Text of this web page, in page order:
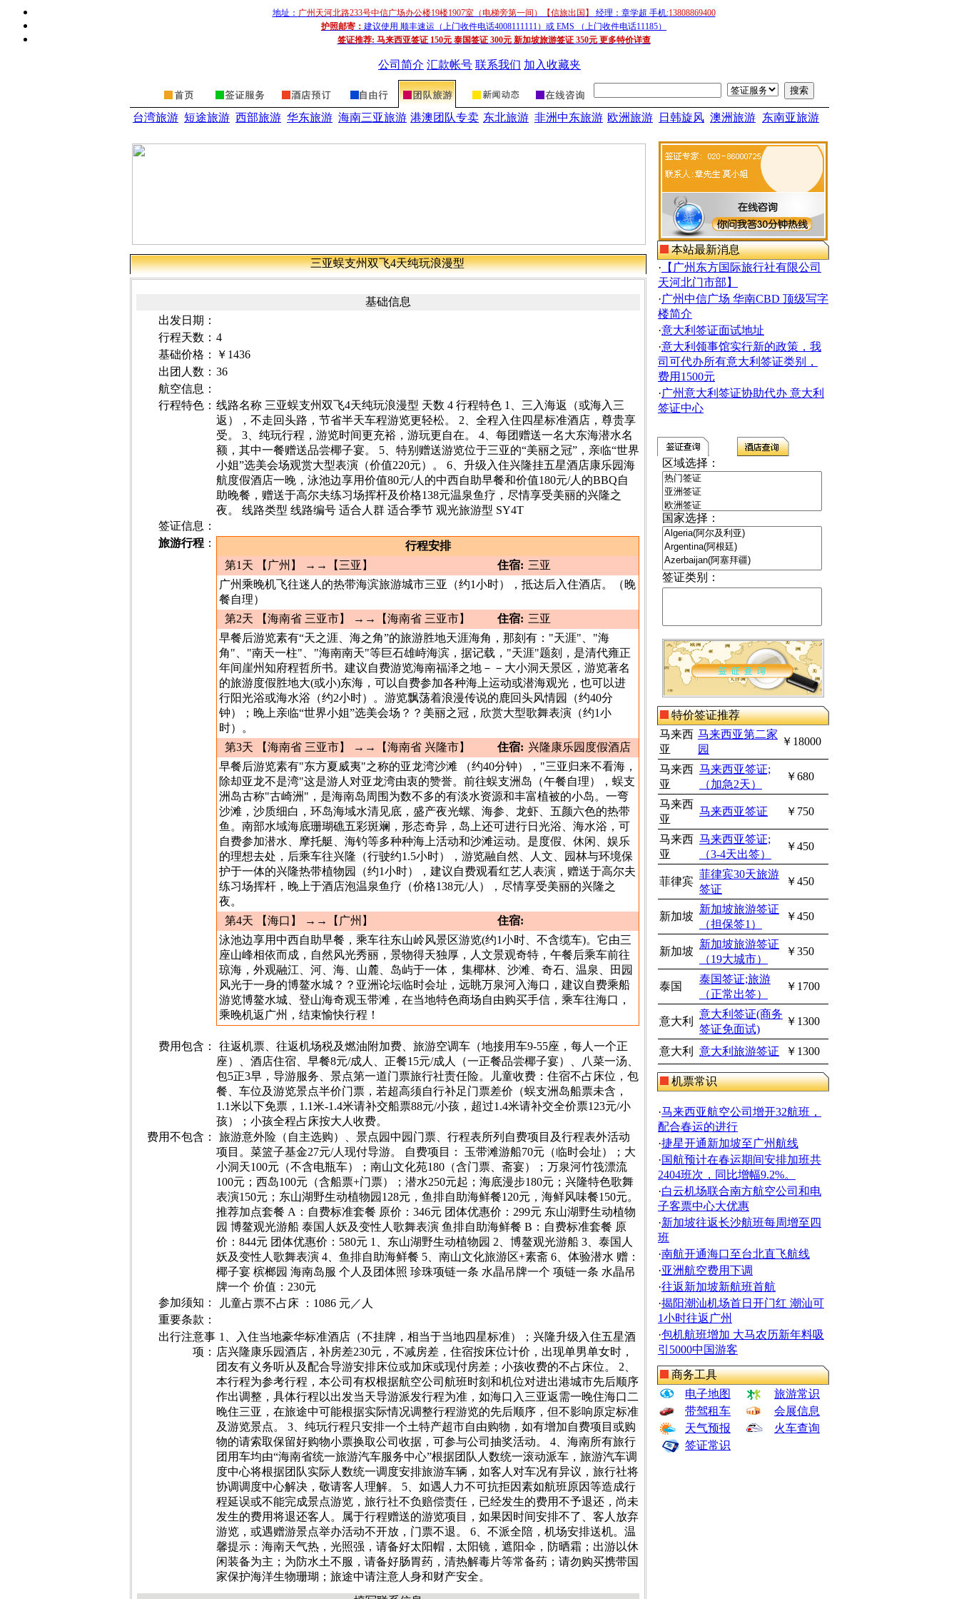
地址： 广州天河北路233号中信广场办公楼19楼1907室（电梯旁第一间）【信旅出国】 经理：章学超 手机:13808869400
护照邮寄： 建议使用 顺丰速运（上门收件电话4008111111）或 EMS （上门收件电话11185）
签证推荐: 马来西亚签证 150元 泰国签证 300元 新加坡旅游签证 350元 更多特价详查
公司简介 汇款帐号 联系我们 加入收藏夹
台湾旅游 短途旅游 西部旅游 华东旅游 海南三亚旅游 港澳团队专卖 东北旅游 非洲中东旅游 欧洲旅游 日韩旋风 澳洲旅游 东南亚旅游
三亚蜈支州双飞4天纯玩浪漫型
基础信息
出发日期 ：
行程天数： 4
基础价格 ：
￥1436
出团人数 ： 36
航空信息：
行程特色： 线路名称 三亚蜈支州双飞4天纯玩浪漫型 天数 4 行程特色 1、三入海返（或海入三
返），不走回头路，节省半天车程游览更轻松。 2、全程入住四星标准酒店，尊贵享
受。 3、纯玩行程，游览时间更充裕，游玩更自在。 4、每团赠送一名大东海潜水名
额，其中一餐赠送品尝椰子宴。 5、特别赠送游览位于三亚的“美丽之冠”，亲临“世界
小姐”选美会场观赏大型表演（价值220元）。 6、升级入住兴隆挂五星酒店康乐园海
航度假酒店一晚，泳池边享用价值80元/人的中西自助早餐和价值180元/人的BBQ自
助晚餐，赠送于高尔夫练习场挥杆及价格138元温泉鱼疗，尽情享受美丽的兴隆之
夜。 线路类型 线路编号 适合人群 适合季节 观光旅游型 SY4T
签证信息：
旅游行程 ：
行程安排
第1天 【广州】
→→【三亚】 住宿: 三亚
广州乘晚机飞往迷人的热带海滨旅游城市三亚（约1小时），抵达后入住酒店。（晚
餐自理）
第2天 【海南省 三亚市】 →→【海南省 三亚市】
住宿: 三亚
早餐后游览素有“天之涯、海之角”的旅游胜地天涯海角，那刻有："天涯"、"海
角"、"南天一柱"、"海南南天"等巨石雄峙海滨，据记载，"天涯"题刻，是清代雍正
年间崖州知府程哲所书。建议自费游览海南福泽之地－－大小洞天景区，游览著名
的旅游度假胜地大(或小)东海，可以自费参加各种海上运动或潜海观光，也可以进
行阳光浴或海水浴（约2小时）。游览飘荡着浪漫传说的鹿回头风情园（约40分
钟）；晚上亲临“世界小姐”选美会场？？美丽之冠，欣赏大型歌舞表演（约1小
时）。
第3天 【海南省 三亚市】 →→【海南省 兴隆市】
住宿: 兴隆康乐园度假酒店
早餐后游览素有"东方夏威夷"之称的亚龙湾沙滩 （约40分钟），"三亚归来不看海，
除却亚龙不是湾"这是游人对亚龙湾由衷的赞誉。前往蜈支洲岛（午餐自理），蜈支
洲岛古称"古崎洲"，是海南岛周围为数不多的有淡水资源和丰富植被的小岛。一弯
沙滩，沙质细白，环岛海域水清见底，盛产夜光螺、海参、龙虾、五颜六色的热带
鱼。南部水域海底珊瑚礁五彩斑斓，形态奇异，岛上还可进行日光浴、海水浴，可
自费参加潜水、摩托艇、海钓等多种种海上活动和沙滩运动。是度假、休闲、娱乐
的理想去处，后乘车往兴隆（行驶约1.5小时），游览融自然、人文、园林与环境保
护于一体的兴隆热带植物园（约1小时），建议自费观看红艺人表演，赠送于高尔夫
练习场挥杆，晚上于酒店泡温泉鱼疗（价格138元/人），尽情享受美丽的兴隆之
夜。
第4天 【海口】
→→【广州】
住宿:
泳池边享用中西自助早餐，乘车往东山岭风景区游览(约1小时、不含缆车)。它由三
座山峰相依而成，自然风光秀丽，景物得天独厚，人文景观奇特，午餐后乘车前往
琼海，外观融江、河、海、山麓、岛屿于一体， 集椰林、沙滩、奇石、温泉、田园
风光于一身的博鳌水城？？亚洲论坛临时会址，远眺万泉河入海口，建议自费乘船
游览博鳌水城、登山海奇观玉带滩，在当地特色商场自由购买手信，乘车往海口，
乘晚机返广州，结束愉快行程！
费用包含：
往返机票、往返机场税及燃油附加费、旅游空调车（地接用车9-55座，每人一个正
座）、酒店住宿、早餐8元/成人、正餐15元/成人（一正餐品尝椰子宴）、八菜一汤、
包5正3早，导游服务、景点第一道门票旅行社责任险。儿童收费：住宿不占床位，包
餐、车位及游览景点半价门票，若超高须自行补足门票差价（蜈支洲岛船票未含，
1.1米以下免票，1.1米-1.4米请补交船票88元/小孩，超过1.4米请补交全价票123元/小
孩）；小孩全程占床按大人收费。
费用不包含：
旅游意外险（自主选购）、景点园中园门票、行程表所列自费项目及行程表外活动
项目。菜篮子基金27元/人现付导游。 自费项目： 玉带滩游船70元（临时会址）；大
小洞天100元（不含电瓶车）；南山文化苑180（含门票、斋宴）；万泉河竹筏漂流
100元；西岛100元（含船票+门票）；潜水250元起；海底漫步180元；兴隆特色歌舞
表演150元；东山湖野生动植物园128元，鱼排自助海鲜餐120元，海鲜风味餐150元。
推荐加点套餐 A：自费标准套餐 原价：346元 团体优惠价：299元 东山湖野生动植物
园 博鳌观光游船 泰国人妖及变性人歌舞表演 鱼排自助海鲜餐 B：自费标准套餐 原
价：844元 团体优惠价：580元 1、东山湖野生动植物园 2、博鳌观光游船 3、泰国人
妖及变性人歌舞表演 4、鱼排自助海鲜餐 5、南山文化旅游区+素斋 6、体验潜水 赠：
椰子宴 槟榔园 海南岛服 个人及团体照 珍珠项链一条 水晶吊牌一个 项链一条 水晶吊
牌一个 价值：230元
参加须知：
儿童占票不占床 ：1086 元／人
重要条款：
出行注意事
项：
1、入住当地豪华标准酒店（不挂牌，相当于当地四星标准）；兴隆升级入住五星酒
店兴隆康乐园酒店，补房差230元，不减房差，住宿按床位计价，出现单男单女时，
团友有义务听从及配合导游安排床位或加床或现付房差；小孩收费的不占床位。 2、
本行程为参考行程，本公司有权根据航空公司航班时刻和机位对进出港城市先后顺序
作出调整，具体行程以出发当天导游派发行程为准，如海口入三亚返需一晚住海口二
晚住三亚，在旅途中可能根据实际情况调整行程游览的先后顺序，但不影响原定标准
及游览景点。 3、纯玩行程只安排一个土特产超市自由购物，如有增加自费项目或购
物的请索取保留好购物小票换取公司收据，可参与公司抽奖活动。 4、海南所有旅行
团用车均由“海南省统一旅游汽车服务中心”根据团队人数统一滚动派车，旅游汽车调
度中心将根据团队实际人数统一调度安排旅游车辆，如客人对车况有异议，旅行社将
协调调度中心解决，敬请客人理解。 5、如遇人力不可抗拒因素如航班原因等造成行
程延误或不能完成景点游览，旅行社不负赔偿责任，已经发生的费用不予退还，尚未
发生的费用将退还客人。属于行程赠送的游览项目，如果因时间安排不了、客人放弃
游览，或遇赠游景点举办活动不开放，门票不退。 6、不派全陪，机场安排送机。温
馨提示：海南天气热，光照强，请备好太阳帽，太阳镜，遮阳伞，防晒霜；出游以休
闲装备为主；为防水土不服，请备好肠胃药，清热解毒片等常备药；请勿购买携带国
家保护海洋生物珊瑚；旅途中请注意人身和财产安全。
本站最新消息
· 【广州东方国际旅行社有限公司
天河北门市部】
·广州中信广场 华南CBD 顶级写字
楼简介
·意大利签证面试地址
·意大利领事馆实行新的政策，我
司可代办所有意大利签证类别，
费用1500元
·广州意大利签证协助代办 意大利
签证中心
区域选择：
国家选择：
签证类别：
特价签证推荐
马来西
亚
马来西亚第二家
园
￥18000
马来西
亚
马来西亚签证;
（加急2天）
￥680
马来西
亚
马来西亚签证 ￥750
马来西
亚
马来西亚签证;
（3-4天出签）
￥450
菲律宾
菲律宾30天旅游
签证
￥450
新加坡
新加坡旅游签证
（担保签1）
￥450
新加坡
新加坡旅游签证
（19大城市）
￥350
泰国
泰国签证;旅游
（正常出签）
￥1700
意大利
意大利签证(商务
签证免面试)
￥1300
意大利 意大利旅游签证 ￥1300
机票常识
·马来西亚航空公司增开32航班，
配合春运的进行
·捷星开通新加坡至广州航线
·国航预计在春运期间安排加班共
2404班次，同比增幅9.2%。
·白云机场联合南方航空公司和电
子客票中心大优惠
·新加坡往返长沙航班每周增至四
班
·南航开通海口至台北直飞航线
·亚洲航空费用下调
·往返新加坡新航班首航
·揭阳潮汕机场首日开门红 潮汕可
1小时往返广州
·包机航班增加 大马农历新年料吸
引5000中国游客
商务工具
电子地图
旅游常识
带驾租车
会展信息
天气预报
火车查询
签证常识